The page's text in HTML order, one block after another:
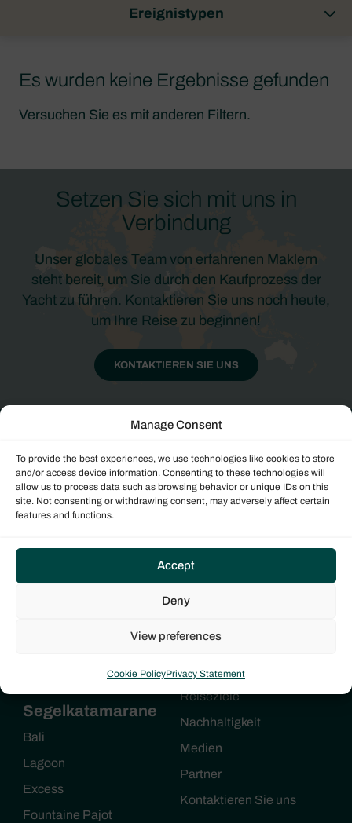
Manage Consent
To provide the best experiences, we use technologies like cookies to store
and/or access device information. Consenting to these technologies will
allow us to process data such as browsing behavior or unique IDs on this
site. Not consenting or withdrawing consent, may adversely affect certain
features and functions.
Accept
Deny
View preferences
Cookie PolicyPrivacy Statement
Ereignistypen
Es wurden keine Ergebnisse gefunden
Versuchen Sie es mit anderen Filtern.
Setzen Sie sich mit uns in
Verbindung
Unser globales Team von erfahrenen Maklern
steht bereit, um Sie durch den Kaufprozess der
Yacht zu führen. Kontaktieren Sie uns noch heute,
um Ihre Reise zu beginnen!
KONTAKTIEREN SIE UNS
NEWSLETTER ANMELDUNG
Yachtmodelle
Segelkatamarane
Bali
Lagoon
Excess
Fountaine Pajot
Dream Yacht
Sales
Yachteigner
Reiseziele
Nachhaltigkeit
Medien
Partner
Kontaktieren Sie uns